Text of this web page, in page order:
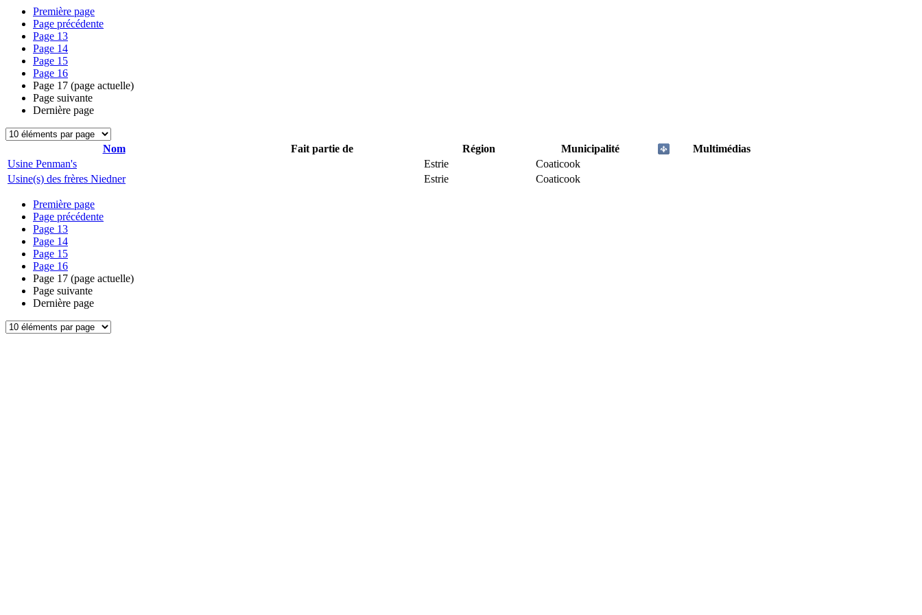
Première page
Page précédente
Page 13
Page 14
Page 15
Page 16
Page 17 (page actuelle)
Page suivante
Dernière page
Nom Fait partie de Région Municipalité
Multimédias
Usine Penman's
Estrie
Coaticook
Usine(s) des frères Niedner
Estrie Coaticook
Première page
Page précédente
Page 13
Page 14
Page 15
Page 16
Page 17 (page actuelle)
Page suivante
Dernière page